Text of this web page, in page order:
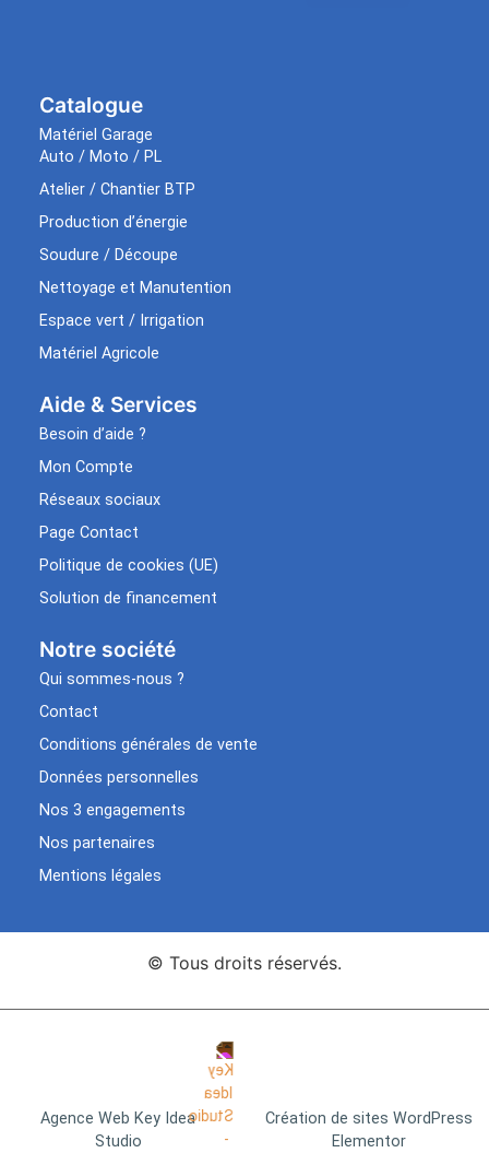
Catalogue
Matériel Garage
Auto / Moto / PL
Atelier / Chantier BTP
Production d’énergie
Soudure / Découpe
Nettoyage et Manutention
Espace vert / Irrigation
Matériel Agricole
Aide & Services​
Besoin d’aide ?
Mon Compte
Réseaux sociaux
Page Contact
Politique de cookies (UE)
Solution de financement
Notre société
Qui sommes-nous ?
Contact
Conditions générales de vente
Données personnelles
Nos 3 engagements
Nos partenaires
Mentions légales
© Tous droits réservés.
Agence Web Key Idea
Studio
Création de sites WordPress
Elementor